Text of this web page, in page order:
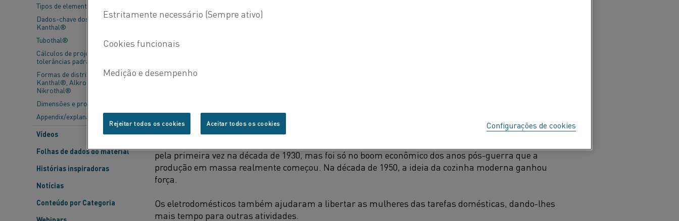
Tipos de elementos
Dados-chave dos elementos
Kanthal®
Tubothal®
Cálculos de projeto e
tolerâncias padrão
Formas de distribuição -
Kanthal®, Alkrothal® e
Nikrothal®
Dimensões e propriedades
Appendix/explanations
Vídeos
Folhas de dados do material
Histórias inspiradoras
Notícias
Conteúdo por Categoria
Pense em todas as coisas em sua casa que você usa em um dia típico. Você prepara o jantar no
fogão elétrico, lava os pratos na máquina de lavar louça e talvez desfrute de uma boa xícara de café
dependem dele para funcionar. Hoje em dia, nós nem pensamos nisso. Mas quando e como essas
invenções surgiram?
ELETRODOMÉSTICOS
pela primeira vez na década de 1930, mas foi só no boom econômico dos anos pós-guerra que a
produção em massa realmente começou. Na década de 1950, a ideia da cozinha moderna ganhou
força.
Os eletrodomésticos também ajudaram a libertar as mulheres das tarefas domésticas, dando-lhes
mais tempo para outras atividades.
Configurações de cookies
Rejeitar todos os cookies Aceitar todos os cookies